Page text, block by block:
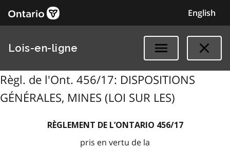
English
Lois-en-ligne
Règl. de l'Ont. 456/17: DISPOSITIONS
GÉNÉRALES, MINES (LOI SUR LES)
RÈGLEMENT DE L’ONTARIO 456/17
pris en vertu de la